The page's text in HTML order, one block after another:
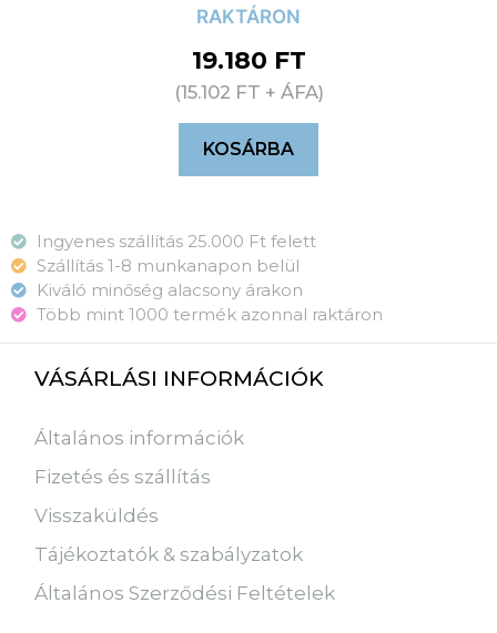
RAKTÁRON
19.180 FT
(15.102 FT + ÁFA)
KOSÁRBA
Ingyenes szállítás 25.000 Ft felett
Szállítás 1-8 munkanapon belül
Kiváló minőség alacsony árakon
Több mint 1000 termék azonnal raktáron
VÁSÁRLÁSI INFORMÁCIÓK
Általános információk
Fizetés és szállítás
Visszaküldés
Tájékoztatók & szabályzatok
Általános Szerződési Feltételek